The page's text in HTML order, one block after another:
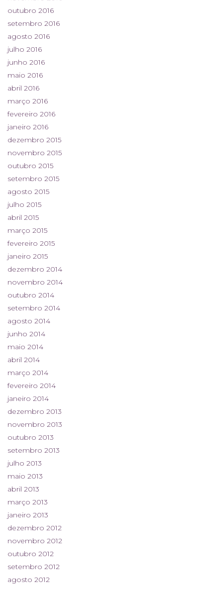
outubro 2016
setembro 2016
agosto 2016
julho 2016
junho 2016
maio 2016
abril 2016
março 2016
fevereiro 2016
janeiro 2016
dezembro 2015
novembro 2015
outubro 2015
setembro 2015
agosto 2015
julho 2015
abril 2015
março 2015
fevereiro 2015
janeiro 2015
dezembro 2014
novembro 2014
outubro 2014
setembro 2014
agosto 2014
junho 2014
maio 2014
abril 2014
março 2014
fevereiro 2014
janeiro 2014
dezembro 2013
novembro 2013
outubro 2013
setembro 2013
julho 2013
maio 2013
abril 2013
março 2013
janeiro 2013
dezembro 2012
novembro 2012
outubro 2012
setembro 2012
agosto 2012